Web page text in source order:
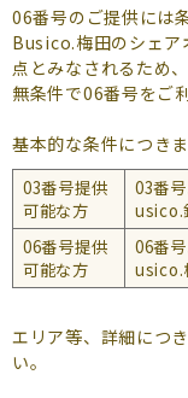
06番号のご提供には
Busico.梅田のシェア
点とみなされるため、
無条件で06番号をご
基本的な条件につき
03番号提供
可能な方
03番
usico.
06番号提供
可能な方
06番
usico.
エリア等、詳細につ
い。